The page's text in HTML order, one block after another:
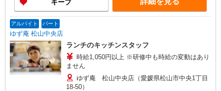
キープ
アルバイト パート
ゆず庵 松山中央店
ランチのキッチンスタッフ
時給1,050円以上 ※研修中も時給の変動はあり
ません
ゆず庵 松山中央店（愛媛県松山市中央1丁目
18-50）